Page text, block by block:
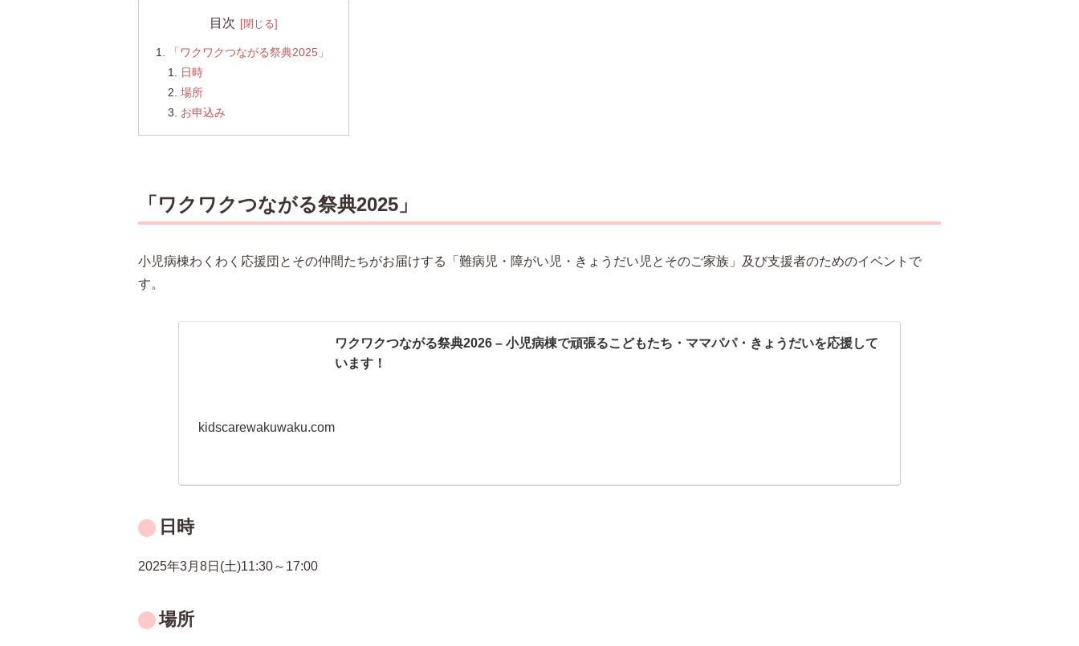
目次
「ワクワクつながる祭典2025」
日時
場所
お申込み
「ワクワクつながる祭典2025」
小児病棟わくわく応援団とその仲間たちがお届けする「難病児・障がい児・きょうだい児とそのご家族」及び支援者のためのイベントで
す。
ワクワクつながる祭典2026 – 小児病棟で頑張るこどもたち・ママパパ・きょうだいを応援して
います！
kidscarewakuwaku.com
日時
2025年3月8日(土)11:30～17:00
場所